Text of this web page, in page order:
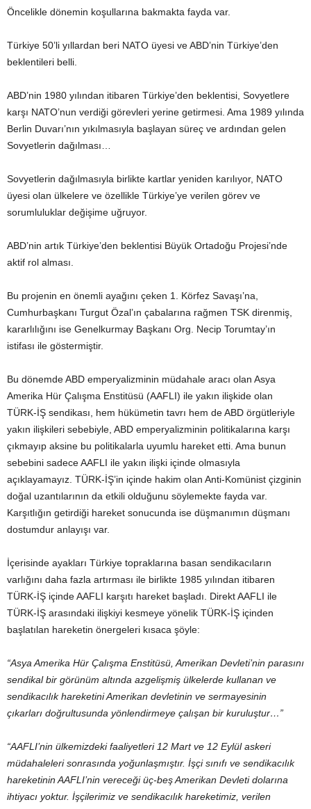
Öncelikle dönemin koşullarına bakmakta fayda var.
Türkiye 50’li yıllardan beri NATO üyesi ve ABD’nin Türkiye’den
beklentileri belli.
ABD’nin 1980 yılından itibaren Türkiye’den beklentisi, Sovyetlere
karşı NATO’nun verdiği görevleri yerine getirmesi. Ama 1989 yılında
Berlin Duvarı’nın yıkılmasıyla başlayan süreç ve ardından gelen
Sovyetlerin dağılması…
Sovyetlerin dağılmasıyla birlikte kartlar yeniden karılıyor, NATO
üyesi olan ülkelere ve özellikle Türkiye’ye verilen görev ve
sorumluluklar değişime uğruyor.
ABD’nin artık Türkiye’den beklentisi Büyük Ortadoğu Projesi’nde
aktif rol alması.
Bu projenin en önemli ayağını çeken 1. Körfez Savaşı’na,
Cumhurbaşkanı Turgut Özal’ın çabalarına rağmen TSK direnmiş,
kararlılığını ise Genelkurmay Başkanı Org. Necip Torumtay’ın
istifası ile göstermiştir.
Bu dönemde ABD emperyalizminin müdahale aracı olan Asya
Amerika Hür Çalışma Enstitüsü (AAFLI) ile yakın ilişkide olan
TÜRK-İŞ sendikası, hem hükümetin tavrı hem de ABD örgütleriyle
yakın ilişkileri sebebiyle, ABD emperyalizminin politikalarına karşı
çıkmayıp aksine bu politikalarla uyumlu hareket etti. Ama bunun
sebebini sadece AAFLI ile yakın ilişki içinde olmasıyla
açıklayamayız. TÜRK-İŞ’in içinde hakim olan Anti-Komünist çizginin
doğal uzantılarının da etkili olduğunu söylemekte fayda var.
Karşıtlığın getirdiği hareket sonucunda ise düşmanımın düşmanı
dostumdur anlayışı var.
İçerisinde ayakları Türkiye topraklarına basan sendikacıların
varlığını daha fazla artırması ile birlikte 1985 yılından itibaren
TÜRK-İŞ içinde AAFLI karşıtı hareket başladı. Direkt AAFLI ile
TÜRK-İŞ arasındaki ilişkiyi kesmeye yönelik TÜRK-İŞ içinden
başlatılan hareketin önergeleri kısaca şöyle:
“Asya Amerika Hür Çalışma Enstitüsü, Amerikan Devleti’nin parasını
sendikal bir görünüm altında azgelişmiş ülkelerde kullanan ve
sendikacılık hareketini Amerikan devletinin ve sermayesinin
çıkarları doğrultusunda yönlendirmeye çalışan bir kuruluştur…”
“AAFLI’nin ülkemizdeki faaliyetleri 12 Mart ve 12 Eylül askeri
müdahaleleri sonrasında yoğunlaşmıştır. İşçi sınıfı ve sendikacılık
hareketinin AAFLI’nin vereceği üç-beş Amerikan Devleti dolarına
ihtiyacı yoktur. İşçilerimiz ve sendikacılık hareketimiz, verilen